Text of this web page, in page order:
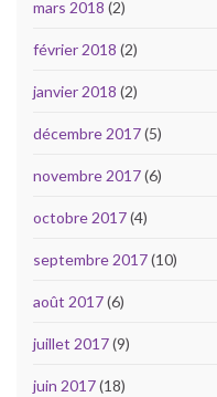
mars 2018 (2)
février 2018 (2)
janvier 2018 (2)
décembre 2017(5)
novembre 2017(6)
octobre 2017(4)
septembre 2017(10)
août 2017(6)
juillet 2017(9)
juin 2017(18)